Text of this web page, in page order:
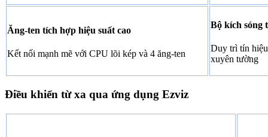
Ăng-ten tích hợp hiệu suất cao
Kết nối mạnh mẽ với CPU lõi kép và 4 ăng-ten
Bộ kích sóng
Duy trì tín
xuyên tường
Điều khiển từ xa qua ứng dụng Ezviz